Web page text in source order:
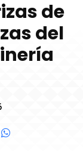
de
del